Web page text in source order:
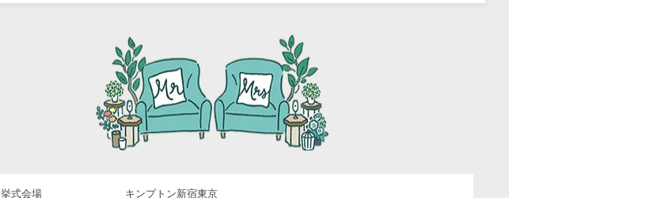
挙式会場 キンプトン新宿東京